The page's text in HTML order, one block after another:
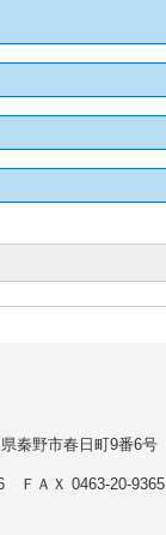
秦野市春日町9番6号
ＦＡＸ 0463-20-9365